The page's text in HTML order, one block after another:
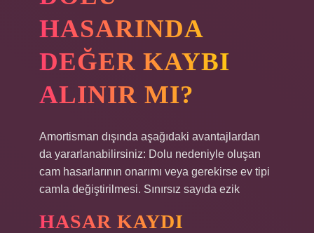
HASARINDA
DEĞER KAYBI
ALINIR MI?
Amortisman dışında aşağıdaki avantajlardan
da yararlanabilirsiniz: Dolu nedeniyle oluşan
cam hasarlarının onarımı veya gerekirse ev tipi
camla değiştirilmesi. Sınırsız sayıda ezik
HASAR KAYDI